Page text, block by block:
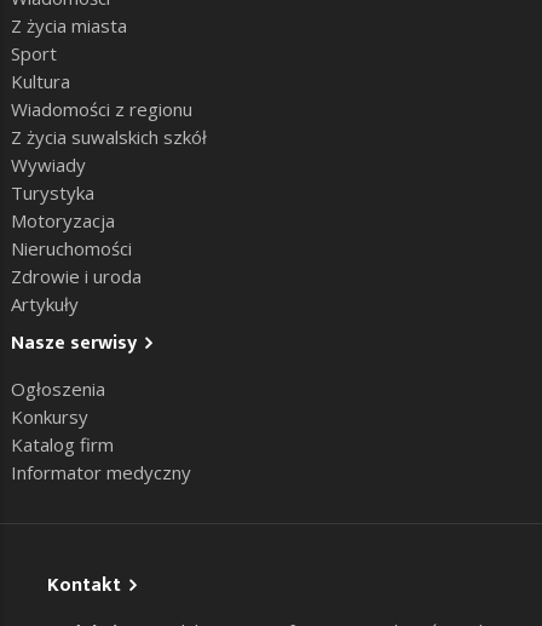
Z życia miasta
Sport
Kultura
Wiadomości z regionu
Z życia suwalskich szkół
Wywiady
Turystyka
Motoryzacja
Nieruchomości
Zdrowie i uroda
Artykuły
Nasze serwisy
Ogłoszenia
Konkursy
Katalog firm
Informator medyczny
Kontakt